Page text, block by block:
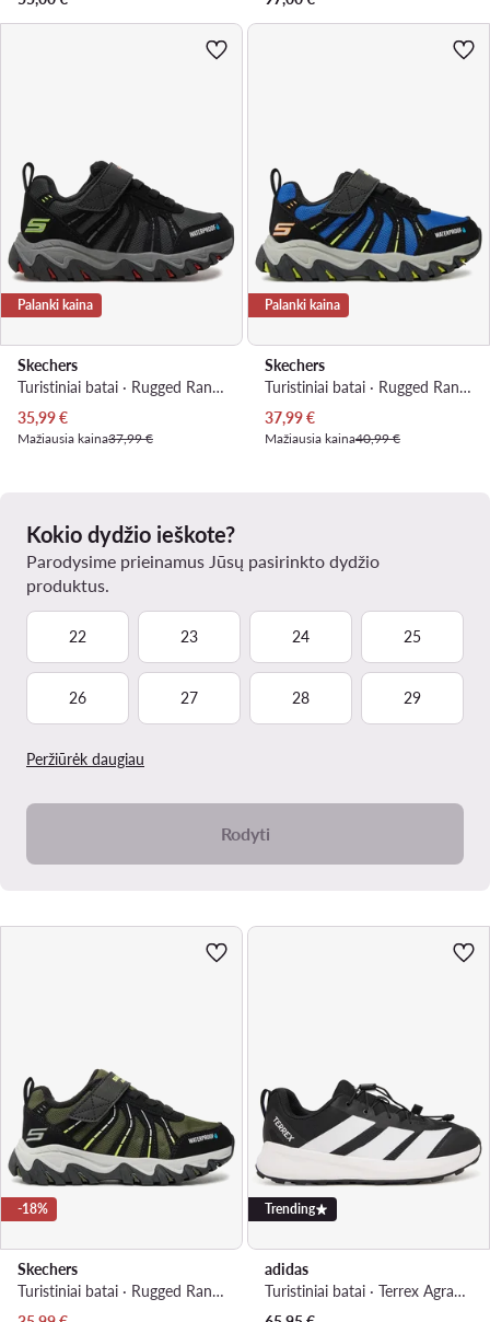
Palanki kaina
Skechers
Turistiniai batai · Rugged Ranger 406411L · Juoda
Dabartinė kaina
35,99€
Mažiausia kaina37,99 €
Palanki kaina
Skechers
Turistiniai batai · Rugged Ranger 406411L · Juoda
Dabartinė kaina
37,99€
Mažiausia kaina40,99 €
Kokio dydžio ieškote?
Parodysime prieinamus Jūsų pasirinkto dydžio
produktus.
22 23 24 25
26 27 28 29
Peržiūrėk daugiau
Rodyti
-18%
Skechers
Turistiniai batai · Rugged Ranger 406411L · Juoda
Trending
adidas
Turistiniai batai · Terrex Agravic Trail Running Kids JR6633 · Juoda